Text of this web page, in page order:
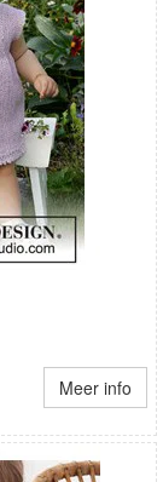
Meer info